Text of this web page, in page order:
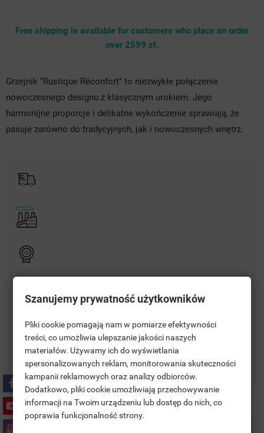
Free shipping is available for customers who place an order
over 2599 zł.
Grzejnik "Rustique Réconfort" to niezwykłe połączenie
nowoczesnego designu z klasycznym urokiem. Jego
harmonijne proporcje i delikatne wykończenie sprawiają, że
pasuje zarówno do tradycyjnych, jak i nowoczesnych wnętrz.
Zasady dostawy
Zasady zwrotu
MOJE LISTY ŻYCZEŃ
((TITLE))
((LABEL))
SIGN IN
YOU NEED TO BE LOGGED IN TO SAVE PRODUCTS IN YOUR
WISHLIST.
Szanujemy prywatność użytkowników
Pliki cookie pomagają nam w pomiarze efektywności
treści, co umożliwia ulepszanie jakości naszych
materiałów. Używamy ich do wyświetlania
spersonalizowanych reklam, monitorowania skuteczności
kampanii reklamowych oraz analizy odbiorców.
Dodatkowo, pliki cookie umożliwiają przechowywanie
informacji na Twoim urządzeniu lub dostęp do nich, co
poprawia funkcjonalność strony.